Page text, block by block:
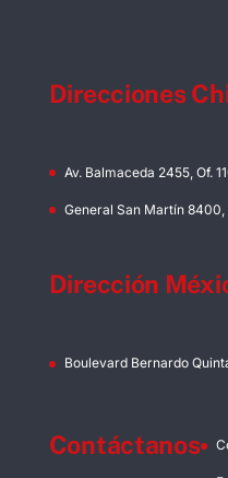
Direcciones
Av. Balmaceda 2455, Of.
General San Martín 8400,
Dirección
Boulevard Bernardo
Contáctanos